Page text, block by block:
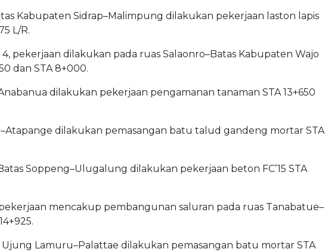
Kabupaten Sidrap–Malimpung dilakukan pekerjaan laston lapis
L/R.
pekerjaan dilakukan pada ruas Salaonro–Batas Kabupaten Wajo
dan STA 8+000.
dilakukan pekerjaan pengamanan tanaman STA 13+650
dilakukan pemasangan batu talud gandeng mortar STA
Soppeng–Ulugalung dilakukan pekerjaan beton FC’15 STA
mencakup pembangunan saluran pada ruas Tanabatue–
Lamuru–Palattae dilakukan pemasangan batu mortar STA